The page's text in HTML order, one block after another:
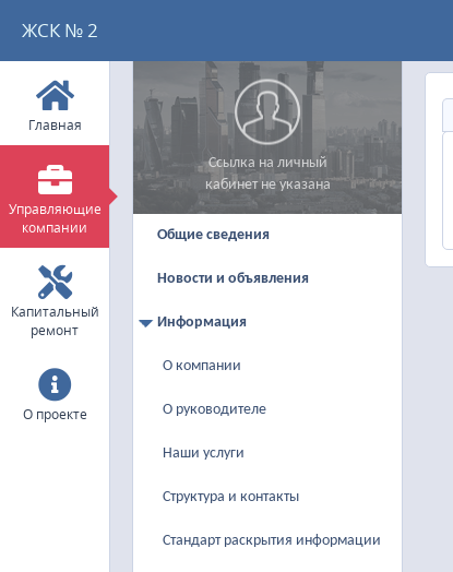
ЖСК № 2
Главная
Управляющие
компании
Капитальный
ремонт
О проекте
Ссылка на личный
кабинет не указана
Общие сведения
Новости и объявления
Информация
О компании
О руководителе
Наши услуги
Структура и контакты
Стандарт раскрытия информации